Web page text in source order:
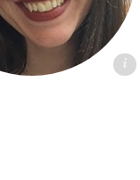
Ανριάνα Κ. daskaloi.gr